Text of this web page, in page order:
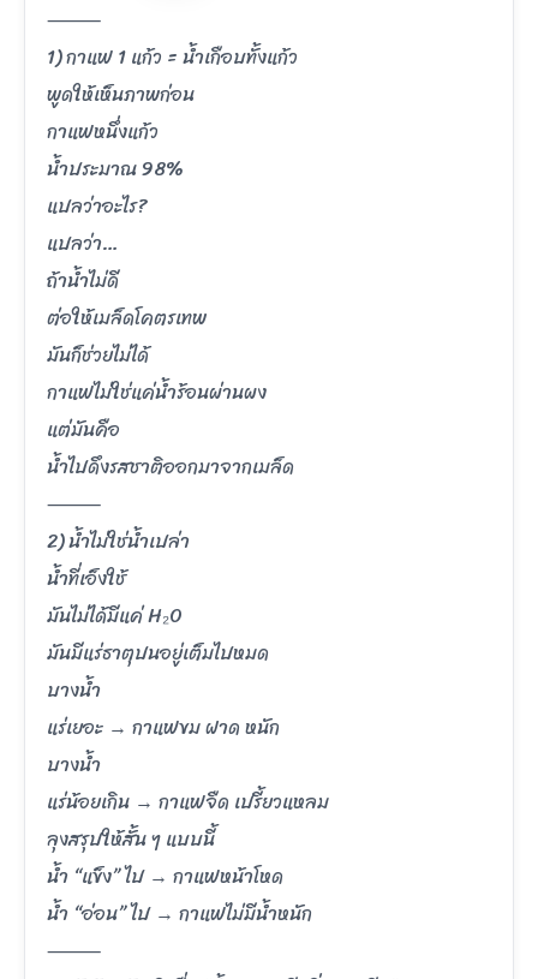
⸻
1) กาแฟ 1 แก้ว = น้ำเกือบทั้งแก้ว
พูดให้เห็นภาพก่อน
กาแฟหนึ่งแก้ว
น้ำประมาณ 98%
แปลว่าอะไร?
แปลว่า…
ถ้าน้ำไม่ดี
ต่อให้เมล็ดโคตรเทพ
มันก็ช่วยไม่ได้
กาแฟไม่ใช่แค่น้ำร้อนผ่านผง
แต่มันคือ
น้ำไปดึงรสชาติออกมาจากเมล็ด
⸻
2) น้ำไม่ใช่น้ำเปล่า
น้ำที่เอ็งใช้
มันไม่ได้มีแค่ H₂O
มันมีแร่ธาตุปนอยู่เต็มไปหมด
บางน้ำ
แร่เยอะ → กาแฟขม ฝาด หนัก
บางน้ำ
แร่น้อยเกิน → กาแฟจืด เปรี้ยวแหลม
ลุงสรุปให้สั้น ๆ แบบนี้
น้ำ “แข็ง” ไป → กาแฟหน้าโหด
น้ำ “อ่อน” ไป → กาแฟไม่มีน้ำหนัก
⸻